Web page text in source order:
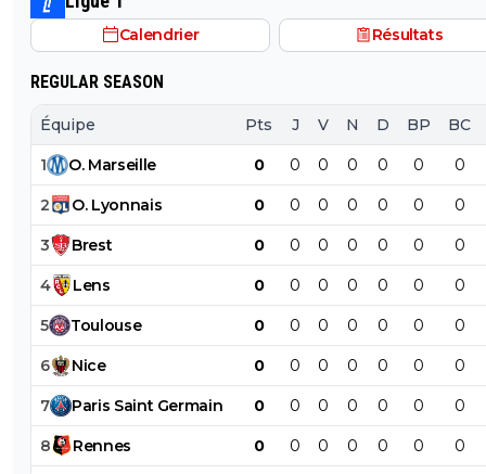
Calendrier Résultats
REGULAR SEASON
Équipe Pts J V N D BP BC
1 O. Marseille 0 0 0 0 0 0 0
2 O. Lyonnais 0 0 0 0 0 0 0
3 Brest 0 0 0 0 0 0 0
4 Lens 0 0 0 0 0 0 0
5 Toulouse 0 0 0 0 0 0 0
6 Nice 0 0 0 0 0 0 0
7 Paris Saint Germain 0 0 0 0 0 0 0
8 Rennes 0 0 0 0 0 0 0